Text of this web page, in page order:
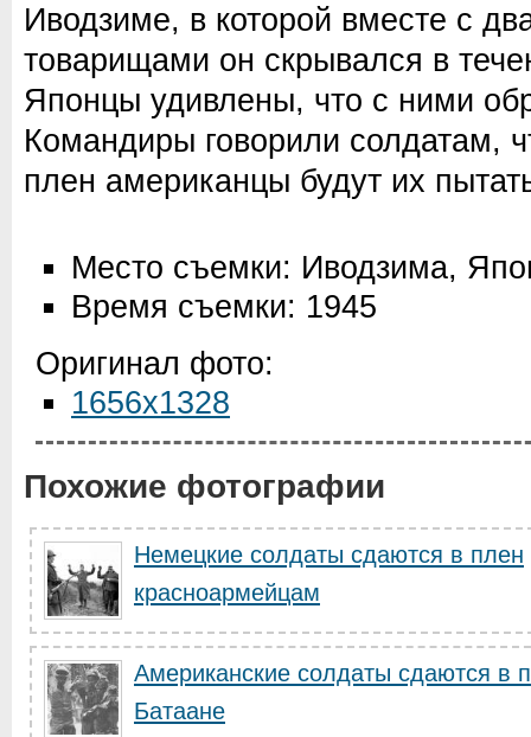
Иводзиме, в которой вместе с
товарищами он скрывался в
Японцы удивлены, что с ними
Командиры говорили солдатам,
плен американцы будут их
Место съемки: Иводзима,
Время съемки: 1945
Оригинал фото:
1656x1328
Похожие фотографии
Немецкие солдаты сдаются в плен
красноармейцам
Американские солдаты сдаются в
Батаане